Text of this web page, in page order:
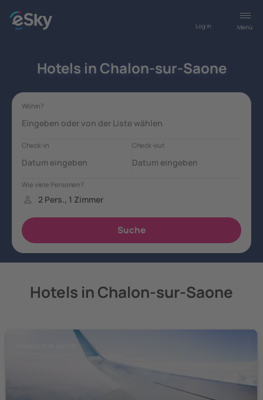
Menü
Log in
Hotels in Chalon-sur-Saone
Hotels in Chalon-sur-Saone